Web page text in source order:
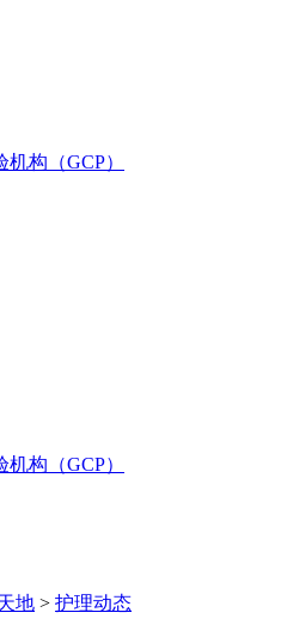
构（GCP）
构（GCP）
地 > 护理动态